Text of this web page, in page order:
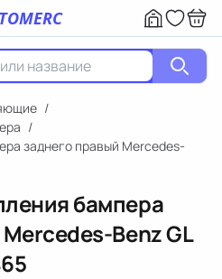
/
/
заднего правый Mercedes-
бампера
Benz GL